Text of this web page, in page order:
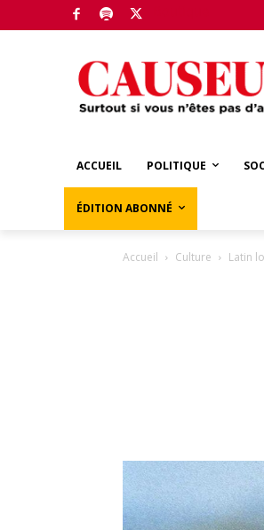
ACCUEIL POLITIQUE
ÉDITION ABONNÉ
Accueil Culture Latin